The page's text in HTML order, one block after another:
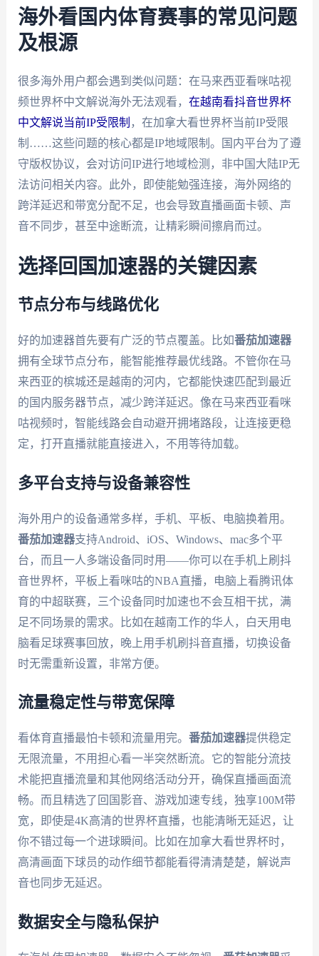
海外看国内体育赛事的常见问题
及根源
很多海外用户都会遇到类似问题：在马来西亚看咪咕视
频世界杯中文解说海外无法观看， 在越南看抖音世界杯
中文解说当前IP受限制 ，在加拿大看世界杯当前IP受限
制……这些问题的核心都是IP地域限制。国内平台为了遵
守版权协议，会对访问IP进行地域检测，非中国大陆IP无
法访问相关内容。此外，即使能勉强连接，海外网络的
跨洋延迟和带宽分配不足，也会导致直播画面卡顿、声
音不同步，甚至中途断流，让精彩瞬间擦肩而过。
选择回国加速器的关键因素
节点分布与线路优化
好的加速器首先要有广泛的节点覆盖。比如番茄加速器
拥有全球节点分布，能智能推荐最优线路。不管你在马
来西亚的槟城还是越南的河内，它都能快速匹配到最近
的国内服务器节点，减少跨洋延迟。像在马来西亚看咪
咕视频时，智能线路会自动避开拥堵路段，让连接更稳
定，打开直播就能直接进入，不用等待加载。
多平台支持与设备兼容性
海外用户的设备通常多样，手机、平板、电脑换着用。
番茄加速器支持Android、iOS、Windows、mac多个平
台，而且一人多端设备同时用——你可以在手机上刷抖
音世界杯，平板上看咪咕的NBA直播，电脑上看腾讯体
育的中超联赛，三个设备同时加速也不会互相干扰，满
足不同场景的需求。比如在越南工作的华人，白天用电
脑看足球赛事回放，晚上用手机刷抖音直播，切换设备
时无需重新设置，非常方便。
流量稳定性与带宽保障
看体育直播最怕卡顿和流量用完。 番茄加速器提供稳定
无限流量，不用担心看一半突然断流。它的智能分流技
术能把直播流量和其他网络活动分开，确保直播画面流
畅。而且精选了回国影音、游戏加速专线，独享100M带
宽，即使是4K高清的世界杯直播，也能清晰无延迟，让
你不错过每一个进球瞬间。比如在加拿大看世界杯时，
高清画面下球员的动作细节都能看得清清楚楚，解说声
音也同步无延迟。
数据安全与隐私保护